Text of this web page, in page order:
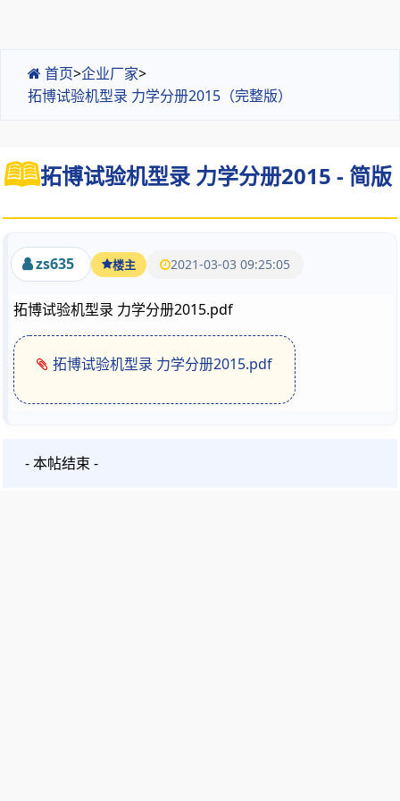
首页>企业厂家>
拓博试验机型录 力学分册2015（完整版）
拓博试验机型录 力学分册2015 - 简版
zs635 楼主 2021-03-03 09:25:05
拓博试验机型录 力学分册2015.pdf
拓博试验机型录 力学分册2015.pdf
- 本帖结束 -